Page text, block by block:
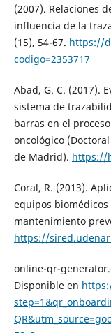
(2007). Relaciones
influencia de la
(15), 54-67. https://
codigo=2353717
Abad, G. C. (2017).
sistema de
barras en el
oncológico
de Madrid). https://
Coral, R. (2013).
equipos
mantenimiento
https://
online-qr-
Disponible en